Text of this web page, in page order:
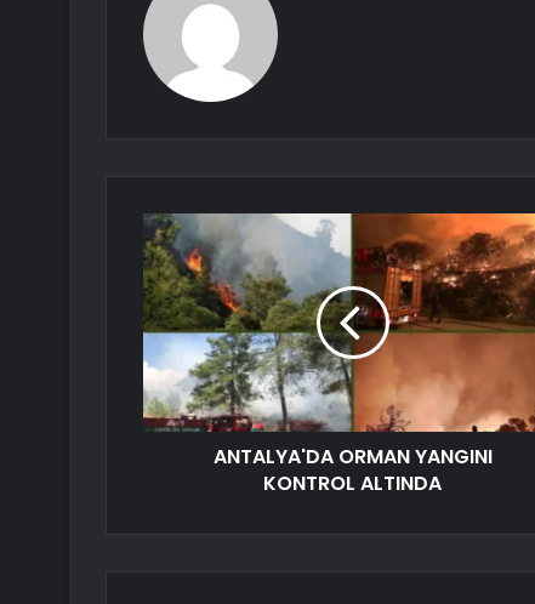
ANTALYA'DA ORMAN YANGINI
KONTROL ALTINDA